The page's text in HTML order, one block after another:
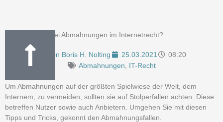
Wie verhalten bei Abmahnungen im Internetrecht?
Von Boris H. Nolting 25.03.2021
08:20
Abmahnungen
IT-Recht
Um Abmahnungen auf der größten Spielwiese der Welt, dem
Internem, zu vermeiden, sollten sie auf Stolperfallen achten. Diese
betreffen Nutzer sowie auch Anbietern. Umgehen Sie mit diesen
Tipps und Tricks, gekonnt den Abmahnungsfallen.